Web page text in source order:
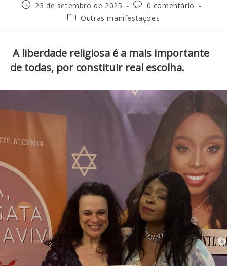
23 de setembro de 2025
0 comentário
Outras manifestações
A liberdade religiosa é a mais importante
de todas, por constituir real escolha.